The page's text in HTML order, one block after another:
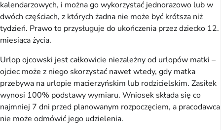
kalendarzowych, i można go wykorzystać jednorazowo lub w
dwóch częściach, z których żadna nie może być krótsza niż
tydzień. Prawo to przysługuje do ukończenia przez dziecko 12.
miesiąca życia.
Urlop ojcowski jest całkowicie niezależny od urlopów matki –
ojciec może z niego skorzystać nawet wtedy, gdy matka
przebywa na urlopie macierzyńskim lub rodzicielskim. Zasiłek
wynosi 100% podstawy wymiaru. Wniosek składa się co
najmniej 7 dni przed planowanym rozpoczęciem, a pracodawca
nie może odmówić jego udzielenia.